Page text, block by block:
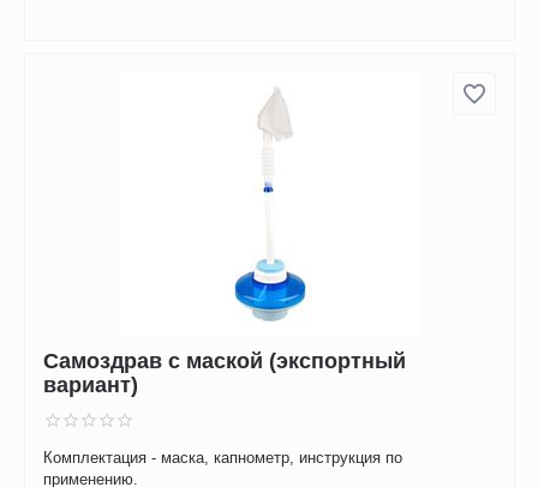
Cамоздрав с маской (экспортный
вариант)
Комплектация - маска, капнометр, инструкция по
применению.